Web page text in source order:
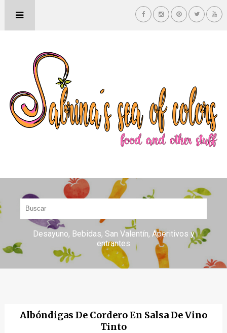
Desayuno Bebidas San Valentín Aperitivos y
entrantes
Albóndigas De Cordero En Salsa De Vino
Tinto